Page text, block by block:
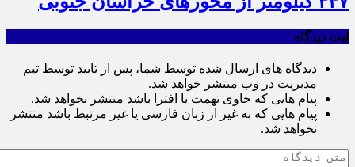
ثبت دیدگاه
دیدگاه های ارسال شده توسط شما، پس از تایید توسط تیم
مدیریت در وب منتشر خواهد شد.
پیام هایی که حاوی تهمت یا افترا باشد منتشر نخواهد شد.
پیام هایی که به غیر از زبان فارسی یا غیر مرتبط باشد منتشر
نخواهد شد.